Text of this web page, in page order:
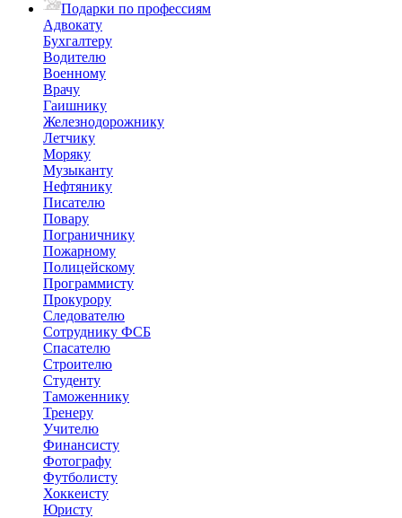
Подарки по профессиям
Адвокату
Бухгалтеру
Водителю
Военному
Врачу
Гаишнику
Железнодорожнику
Летчику
Моряку
Музыканту
Нефтянику
Писателю
Повару
Пограничнику
Пожарному
Полицейскому
Программисту
Прокурору
Следователю
Сотруднику ФСБ
Спасателю
Строителю
Студенту
Таможеннику
Тренеру
Учителю
Финансисту
Фотографу
Футболисту
Хоккеисту
Юристу